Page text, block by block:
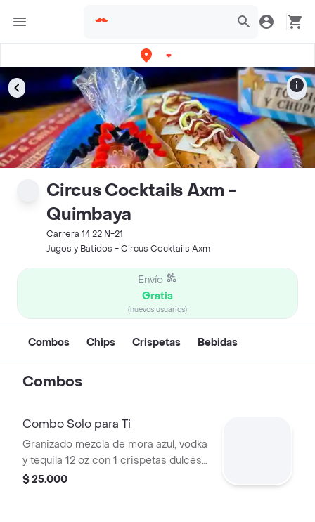
Circus Cocktails Axm -
Quimbaya
Carrera 14 22 N-21
Jugos y Batidos - Circus Cocktails Axm
Envío
Gratis
(nuevos usuarios)
Combos Chips Crispetas Bebidas
Combos
Combo Solo para Ti
Granizado mezcla de mora azul, vodka
y tequila 12 oz con 1 crispetas dulces
de 30gr
$ 25.000